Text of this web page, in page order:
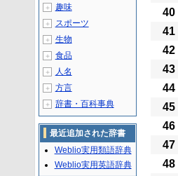
40
41
42
43
44
45
46
47
48
＋ 趣味
＋ スポーツ
＋ 生物
＋ 食品
＋ 人名
＋ 方言
＋ 辞書・百科事典
最近追加された辞書
Weblio実用類語辞典
Weblio実用英語辞典